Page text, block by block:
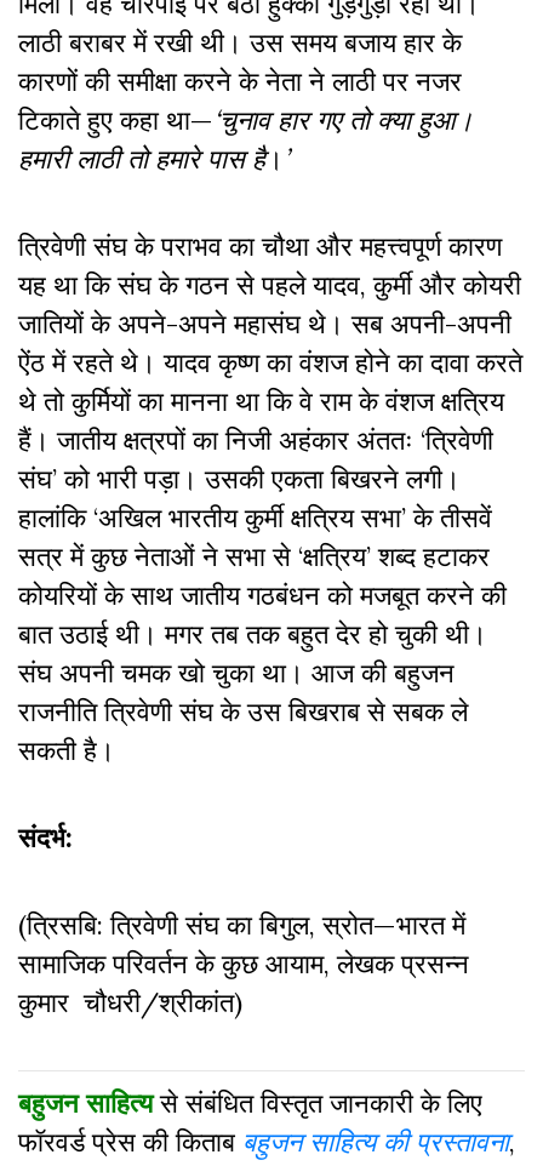
लाठी बराबर में रखी थी। उस समय बजाय हार के
कारणों की समीक्षा करने के नेता ने लाठी पर नजर
टिकाते हुए कहा था— ‘चुनाव हार गए तो क्या हुआ।
हमारी लाठी तो हमारे पास है।
त्रिवेणी संघ के पराभव का चौथा और महत्त्वपूर्ण कारण
यह था कि संघ के गठन से पहले यादव, कुर्मी और कोयरी
जातियों के अपने-अपने महासंघ थे। सब अपनी-अपनी
ऐंठ में रहते थे। यादव कृष्ण का वंशज होने का दावा करते
थे तो कुर्मियों का मानना था कि वे राम के वंशज क्षत्रिय
हैं। जातीय क्षत्रपों का निजी अहंकार अंततः ‘त्रिवेणी
संघ’ को भारी पड़ा। उसकी एकता बिखरने लगी।
हालांकि ‘अखिल भारतीय कुर्मी क्षत्रिय सभा’ के तीसवें
सत्र में कुछ नेताओं ने सभा से ‘क्षत्रिय’ शब्द हटाकर
कोयरियों के साथ जातीय गठबंधन को मजबूत करने की
बात उठाई थी। मगर तब तक बहुत देर हो चुकी थी।
संघ अपनी चमक खो चुका था। आज की बहुजन
राजनीति त्रिवेणी संघ के उस बिखराब से सबक ले
सकती है।
संदर्भ:
(त्रिसबि: त्रिवेणी संघ का बिगुल, स्रोत—भारत में
सामाजिक परिवर्तन के कुछ आयाम, लेखक प्रसन्न
कुमार चौधरी/श्रीकांत)
बहुजन साहित्यसे संबंधित विस्तृत जानकारी के लिए
फॉरवर्ड प्रेस की किताब बहुजन साहित्य की प्रस्तावना,